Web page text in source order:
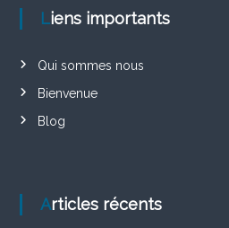
Liens importants
Qui sommes nous
Bienvenue
Blog
Articles récents